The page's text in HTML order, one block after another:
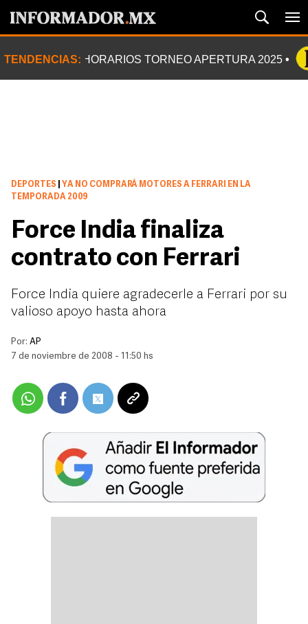
TENDENCIAS: HORARIOS TORNEO APERTURA 2025
DEPORTES
YA NO COMPRARÁ MOTORES A FERRARI EN LA
TEMPORADA 2009
Force India finaliza
contrato con Ferrari
Force India quiere agradecerle a Ferrari por su
valioso apoyo hasta ahora
Por: AP
7 de noviembre de 2008 - 11:50 hs